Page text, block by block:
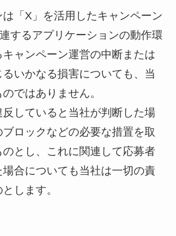
は「X」を活用したキャンペーン
するアプリケーションの動作環
ャンペーン運営の中断または
いかなる損害についても、当
ではありません。
反していると当社が判断した場
ロックなどの必要な措置を取
とし、これに関連して応募者
合についても当社は一切の責
します。